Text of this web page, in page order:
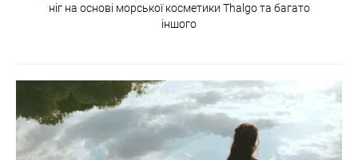
ніг на основі морської косметики Thalgo та багато
іншого